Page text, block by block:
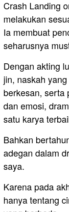
Crash Landing
melakukan
Ia membuat
seharusnya
Dengan akting
jin, naskah
berkesan, serta
dan emosi,
satu karya
Bahkan
adegan dalam
saya.
Karena pada
hanya tentang